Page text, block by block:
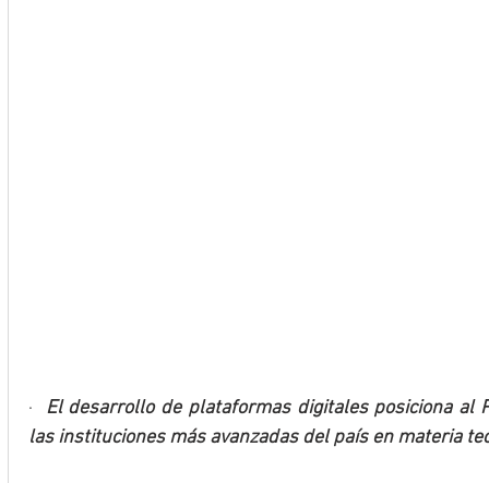
· El desarrollo de plataformas digitales posiciona al
las instituciones más avanzadas del país en materia